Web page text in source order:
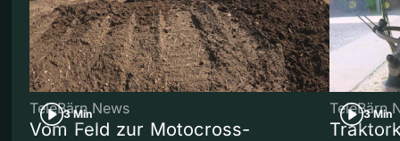
3 Min
TeleBärn News
Vom Feld zur Motocross-
3 Min
TeleBärn